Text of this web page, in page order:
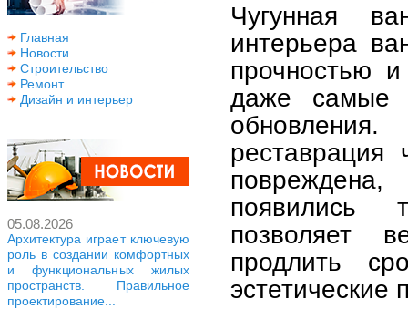
Главная
Новости
Строительство
Ремонт
Дизайн и интерьер
05.08.2026
Архитектура играет ключевую
роль в создании комфортных
и функциональных жилых
пространств. Правильное
проектирование...
Чугунная
интерьера
прочностью
даже самые
появились
позволяет
продлить
эстетические